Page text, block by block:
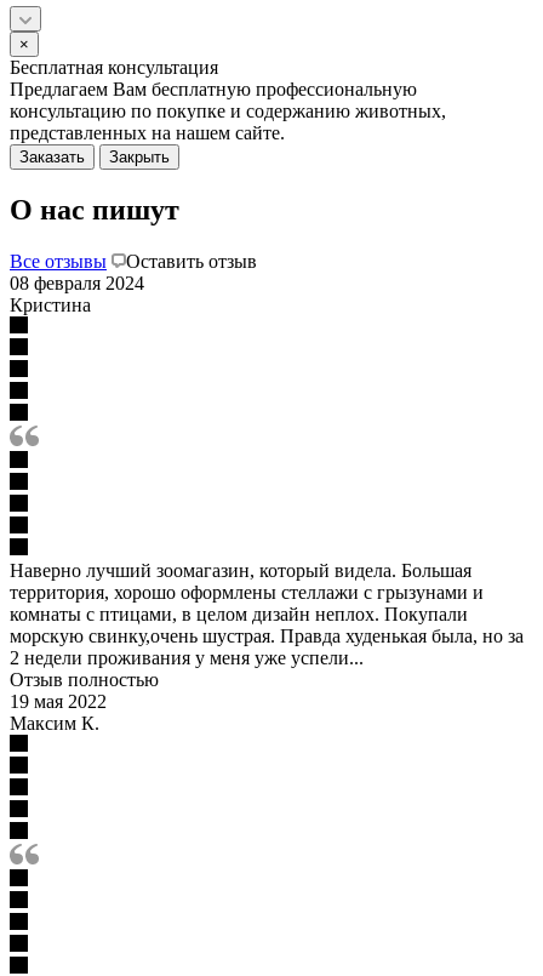
×
Бесплатная консультация
Предлагаем Вам бесплатную профессиональную
консультацию по покупке и содержанию животных,
представленных на нашем сайте.
Заказать Закрыть
О нас пишут
Все отзывы
Оставить отзыв
08 февраля 2024
Кристина
Наверно лучший зоомагазин, который видела. Большая
территория, хорошо оформлены стеллажи с грызунами и
комнаты с птицами, в целом дизайн неплох. Покупали
морскую свинку,очень шустрая. Правда худенькая была, но за
2 недели проживания у меня уже успели...
Отзыв полностью
19 мая 2022
Максим К.